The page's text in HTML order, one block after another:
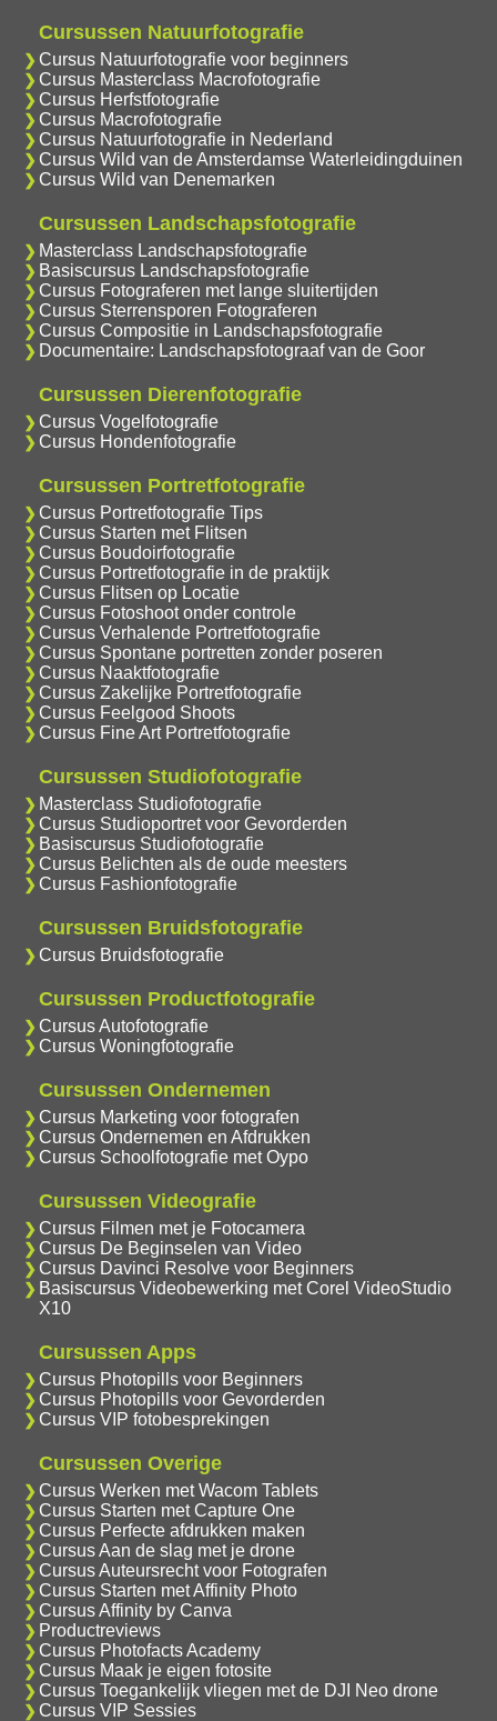
Cursussen Natuurfotografie
Cursus Natuurfotografie voor beginners
Cursus Masterclass Macrofotografie
Cursus Herfstfotografie
Cursus Macrofotografie
Cursus Natuurfotografie in Nederland
Cursus Wild van de Amsterdamse Waterleidingduinen
Cursus Wild van Denemarken
Cursussen Landschapsfotografie
Masterclass Landschapsfotografie
Basiscursus Landschapsfotografie
Cursus Fotograferen met lange sluitertijden
Cursus Sterrensporen Fotograferen
Cursus Compositie in Landschapsfotografie
Documentaire: Landschapsfotograaf van de Goor
Cursussen Dierenfotografie
Cursus Vogelfotografie
Cursus Hondenfotografie
Cursussen Portretfotografie
Cursus Portretfotografie Tips
Cursus Starten met Flitsen
Cursus Boudoirfotografie
Cursus Portretfotografie in de praktijk
Cursus Flitsen op Locatie
Cursus Fotoshoot onder controle
Cursus Verhalende Portretfotografie
Cursus Spontane portretten zonder poseren
Cursus Naaktfotografie
Cursus Zakelijke Portretfotografie
Cursus Feelgood Shoots
Cursus Fine Art Portretfotografie
Cursussen Studiofotografie
Masterclass Studiofotografie
Cursus Studioportret voor Gevorderden
Basiscursus Studiofotografie
Cursus Belichten als de oude meesters
Cursus Fashionfotografie
Cursussen Bruidsfotografie
Cursus Bruidsfotografie
Cursussen Productfotografie
Cursus Autofotografie
Cursus Woningfotografie
Cursussen Ondernemen
Cursus Marketing voor fotografen
Cursus Ondernemen en Afdrukken
Cursus Schoolfotografie met Oypo
Cursussen Videografie
Cursus Filmen met je Fotocamera
Cursus De Beginselen van Video
Cursus Davinci Resolve voor Beginners
Basiscursus Videobewerking met Corel VideoStudio
X10
Cursussen Apps
Cursus Photopills voor Beginners
Cursus Photopills voor Gevorderden
Cursus VIP fotobesprekingen
Cursussen Overige
Cursus Werken met Wacom Tablets
Cursus Starten met Capture One
Cursus Perfecte afdrukken maken
Cursus Aan de slag met je drone
Cursus Auteursrecht voor Fotografen
Cursus Starten met Affinity Photo
Cursus Affinity by Canva
Productreviews
Cursus Photofacts Academy
Cursus Maak je eigen fotosite
Cursus Toegankelijk vliegen met de DJI Neo drone
Cursus VIP Sessies